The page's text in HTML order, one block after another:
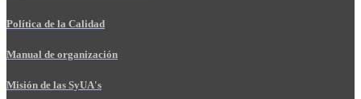
Política de la Calidad
Manual de organización
Misión de las SyUA's